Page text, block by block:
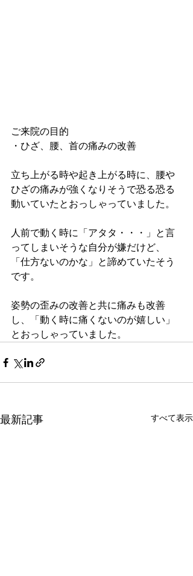
ご来院の目的
・ひざ、腰、首の痛みの改善
立ち上がる時や起き上がる時に、腰や
ひざの痛みが強くなりそうで恐る恐る
動いていたとおっしゃっていました。
人前で動く時に「アタタ・・・」と言
ってしまいそうな自分が嫌だけど、
「仕方ないのかな」と諦めていたそう
です。
姿勢の歪みの改善と共に痛みも改善
し、「動く時に痛くないのが嬉しい」
とおっしゃっていました。
最新記事 すべて表示